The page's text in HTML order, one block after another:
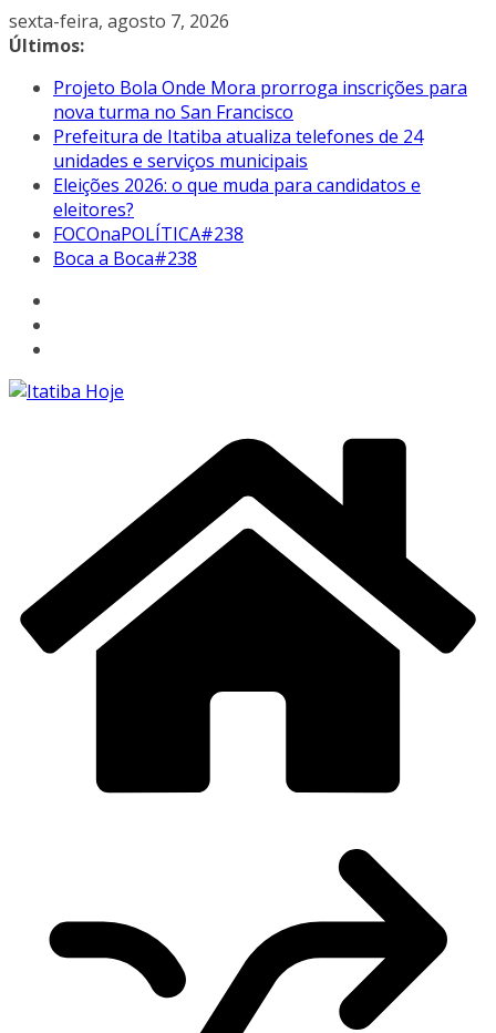
Pular
para
conteúdo
sexta-feira, agosto 7, 2026
Últimos:
Projeto Bola Onde Mora prorroga inscrições para
nova turma no San Francisco
Prefeitura de Itatiba atualiza telefones de 24
unidades e serviços municipais
Eleições 2026: o que muda para candidatos e
eleitores?
FOCOnaPOLÍTICA#238
Boca a Boca#238